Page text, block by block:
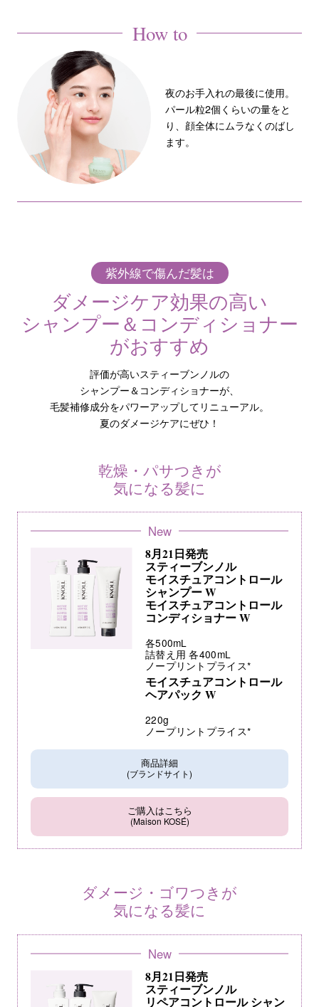
How to
夜のお手入れの最後に使用。
パール粒2個くらいの量をと
り、顔全体にムラなくのばし
ます。
紫外線で傷んだ髪は
ダメージケア効果の高い
シャンプー＆コンディショナー
がおすすめ
評価が高いスティーブンノルの
シャンプー＆コンディショナーが、
毛髪補修成分をパワーアップしてリニューアル。
夏のダメージケアにぜひ！
乾燥・パサつきが
気になる髪に
New
8月21日発売
スティーブンノル
モイスチュアコントロール
シャンプー W
モイスチュアコントロール
コンディショナー W
各500mL
詰替え用 各400mL
ノープリントプライス*
モイスチュアコントロール
ヘアパック W
220g
ノープリントプライス*
商品詳細
(ブランドサイト)
ご購入はこちら
(Maison KOSÉ)
ダメージ・ゴワつきが
気になる髪に
New
8月21日発売
スティーブンノル
リペアコントロール シャン